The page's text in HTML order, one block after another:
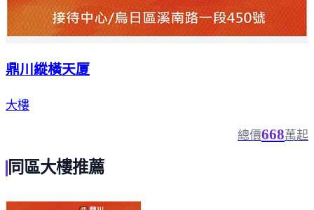
鼎川縱橫天厦
大樓
總價668萬起
同區大樓推薦